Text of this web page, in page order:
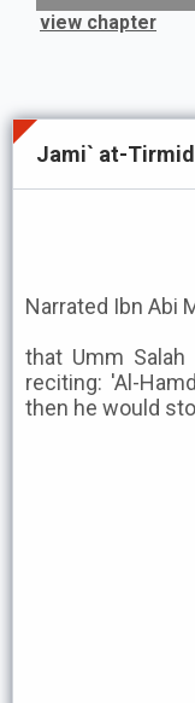
view chapter
Jami` at-
Narrated Ibn Abi
that Umm
reciting: 'Al-
then he would